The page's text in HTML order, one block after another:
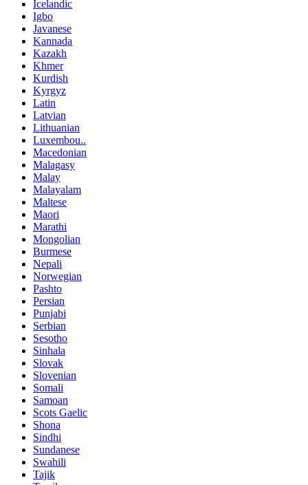
Icelandic
Igbo
Javanese
Kannada
Kazakh
Khmer
Kurdish
Kyrgyz
Latin
Latvian
Lithuanian
Luxembou..
Macedonian
Malagasy
Malay
Malayalam
Maltese
Maori
Marathi
Mongolian
Burmese
Nepali
Norwegian
Pashto
Persian
Punjabi
Serbian
Sesotho
Sinhala
Slovak
Slovenian
Somali
Samoan
Scots Gaelic
Shona
Sindhi
Sundanese
Swahili
Tajik